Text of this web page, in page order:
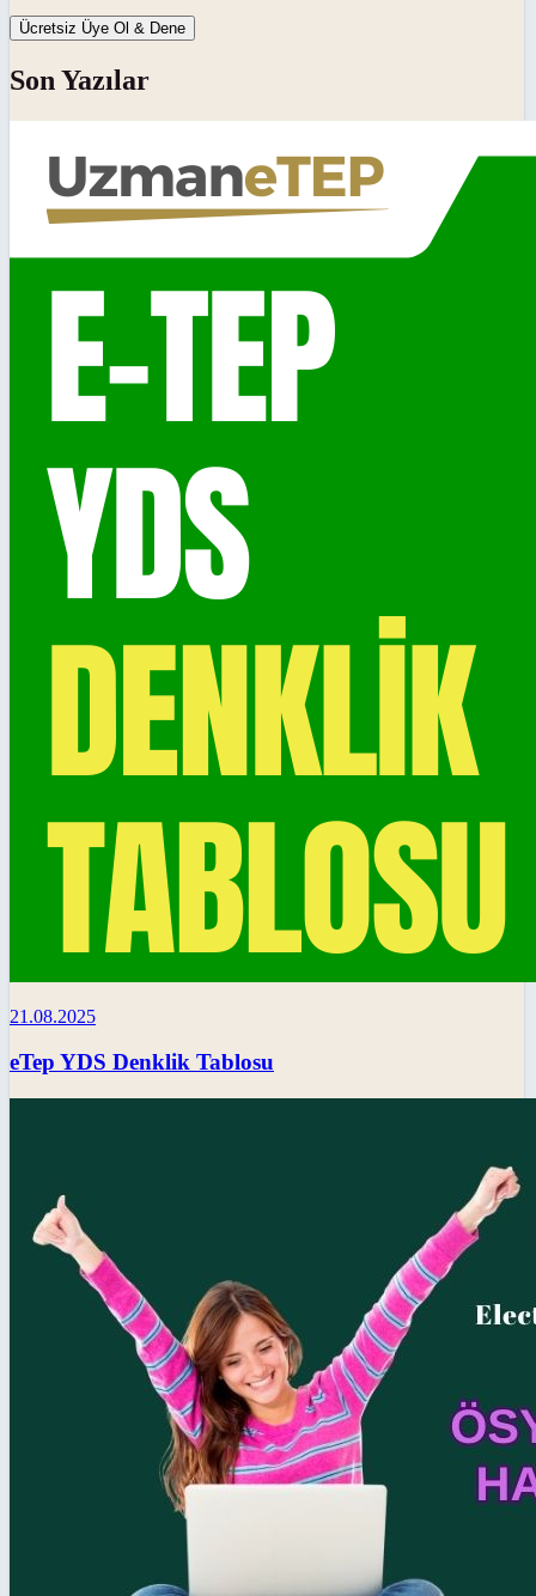
Ücretsiz Üye Ol & Dene
Son Yazılar
21.08.2025
eTep YDS Denklik Tablosu